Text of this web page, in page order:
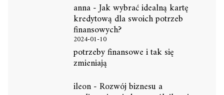
anna-Jak wybrać idealną kartę
kredytową dla swoich potrzeb
finansowych?
2024-01-10
potrzeby finansowe i tak się
zmieniają
ileon-Rozwój biznesu a